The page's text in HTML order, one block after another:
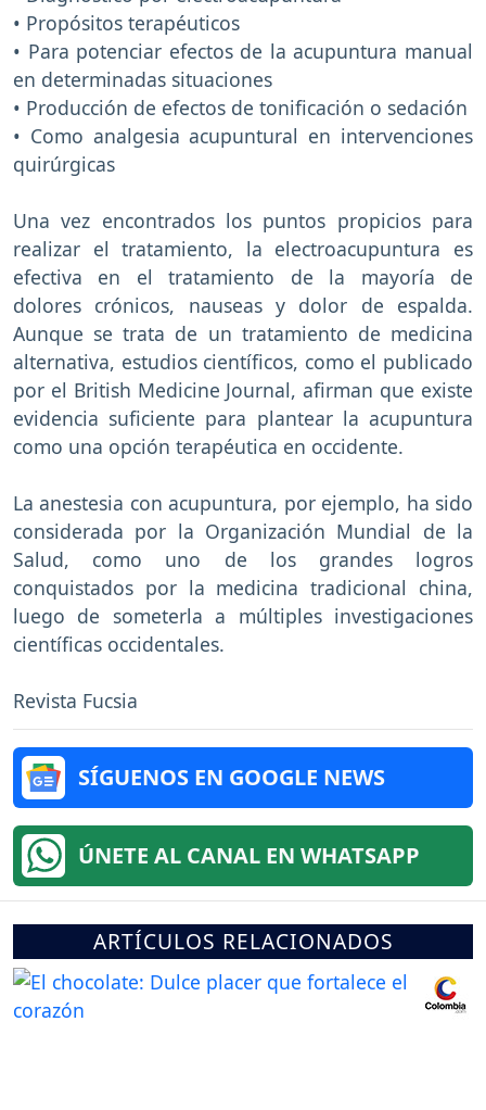
• Propósitos terapéuticos
• Para potenciar efectos de la acupuntura manual
en determinadas situaciones
• Producción de efectos de tonificación o sedación
• Como analgesia acupuntural en intervenciones
quirúrgicas
Una vez encontrados los puntos propicios para
realizar el tratamiento, la electroacupuntura es
efectiva en el tratamiento de la mayoría de
dolores crónicos, nauseas y dolor de espalda.
Aunque se trata de un tratamiento de medicina
alternativa, estudios científicos, como el publicado
por el British Medicine Journal, afirman que existe
evidencia suficiente para plantear la acupuntura
como una opción terapéutica en occidente.
La anestesia con acupuntura, por ejemplo, ha sido
considerada por la Organización Mundial de la
Salud, como uno de los grandes logros
conquistados por la medicina tradicional china,
luego de someterla a múltiples investigaciones
científicas occidentales.
Revista Fucsia
SÍGUENOS EN GOOGLE NEWS
ÚNETE AL CANAL EN WHATSAPP
ARTÍCULOS RELACIONADOS